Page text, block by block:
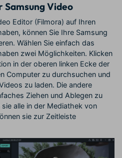
Video
Editor (Filmora) auf Ihren
können Sie Ihre Samsung
Wählen Sie einfach das
zwei Möglichkeiten. Klicken
in der oberen linken Ecke der
Computer zu durchsuchen und
zu laden. Die andere
Ziehen und Ablegen zu
alle in der Mediathek von
sie zur Zeitleiste